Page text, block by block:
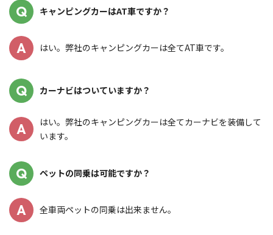
Q キャンピングカーはAT車ですか？
A はい。弊社のキャンピングカーは全てAT車です。
Q カーナビはついていますか？
A
はい。弊社のキャンピングカーは全てカーナビを装備して
います。
Q ペットの同乗は可能ですか？
A 全車両ペットの同乗は出来ません。